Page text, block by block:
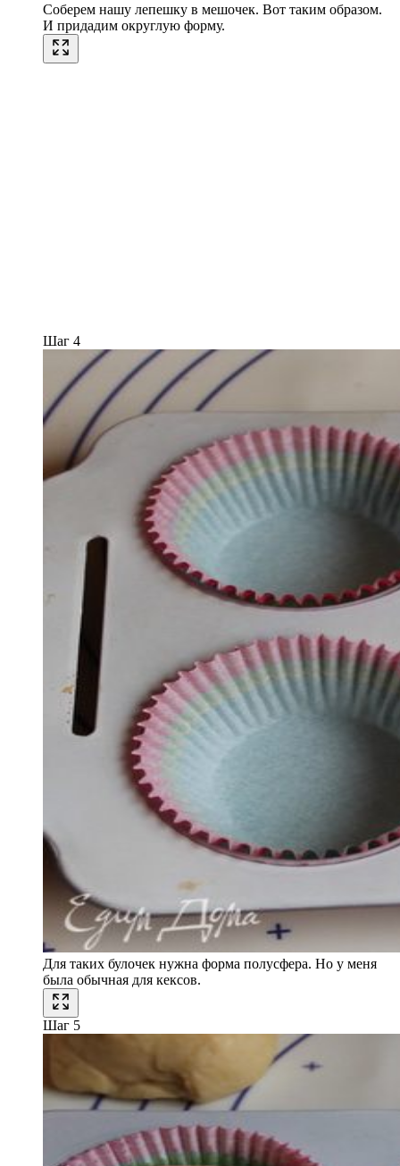
Соберем нашу лепешку в мешочек. Вот таким образом.
И придадим округлую форму.
Шаг 4
Для таких булочек нужна форма полусфера. Но у меня
была обычная для кексов.
Шаг 5